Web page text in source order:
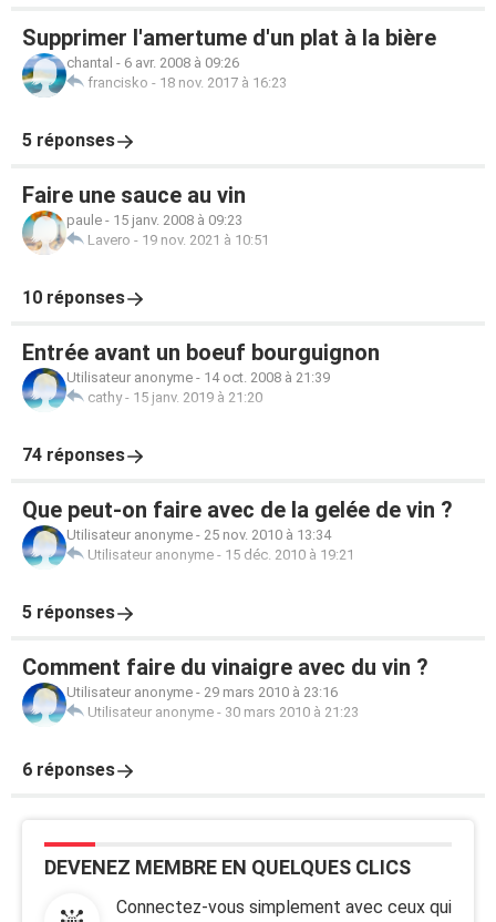
Supprimer l'amertume d'un plat à la bière
chantal - 6 avr. 2008 à 09:26
francisko - 18 nov. 2017 à 16:23
5 réponses
Faire une sauce au vin
paule - 15 janv. 2008 à 09:23
Lavero - 19 nov. 2021 à 10:51
10 réponses
Entrée avant un boeuf bourguignon
Utilisateur anonyme - 14 oct. 2008 à 21:39
cathy- 15 janv. 2019 à 21:20
74 réponses
Que peut-on faire avec de la gelée de vin ?
Utilisateur anonyme - 25 nov. 2010 à 13:34
Utilisateur anonyme - 15 déc. 2010 à 19:21
5 réponses
Comment faire du vinaigre avec du vin ?
Utilisateur anonyme - 29 mars 2010 à 23:16
Utilisateur anonyme - 30 mars 2010 à 21:23
6 réponses
DEVENEZ MEMBRE EN QUELQUES CLICS
Connectez-vous simplement avec ceux qui